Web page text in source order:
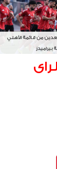
من قائمة الأهلي
بيراميدز